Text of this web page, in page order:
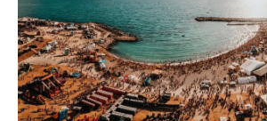
ARTICLES,
NEWS